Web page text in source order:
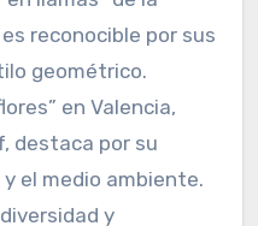
urbano
urbano en España
como “La niña de los
Este mural,